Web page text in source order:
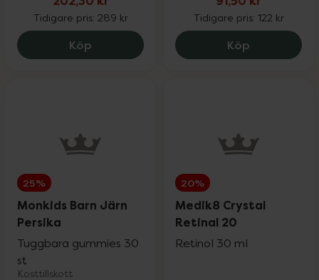
Tidigare pris: 289 kr
Köp La Roche-Posay Anthelios Hydrating
Tidigare pris: 122 kr
Köp Monkids
25%
Monkids Barn Järn
Persika
Tuggbara gummies 30
st
Kosttillskott
20%
Medik8 Crystal
Retinal 20
Retinol 30 ml